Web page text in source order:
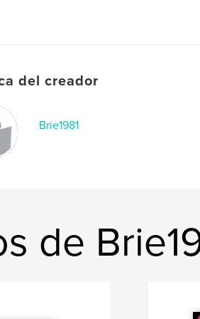
del creador
Brie1981
de